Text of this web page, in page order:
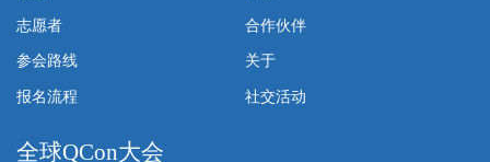
志愿者 合作伙伴
参会路线 关于
报名流程 社交活动
全球QCon大会